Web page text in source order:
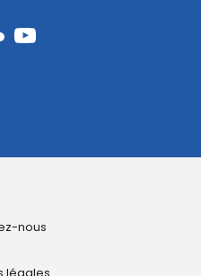
YouTube
nous